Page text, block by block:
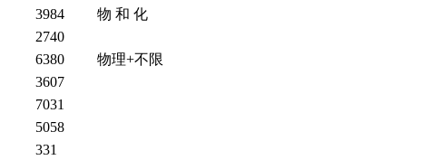
3984
物 和 化
2740
6380
物理+不限
3607
7031
5058
331